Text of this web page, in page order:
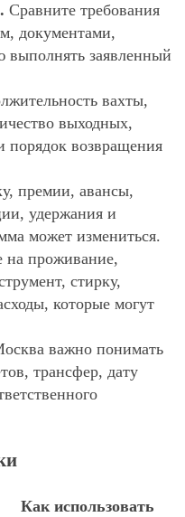
Сравните требования
документами,
выполнять заявленный
вахты,
выходных,
порядок возвращения
премии, авансы,
удержания и
может измениться.
на проживание,
стирку,
которые могут
важно понимать
трансфер, дату
Как использовать